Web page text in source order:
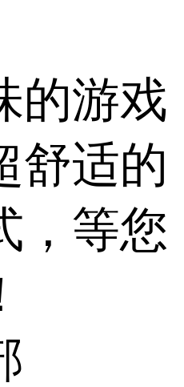
的游戏
舒适的
，等您